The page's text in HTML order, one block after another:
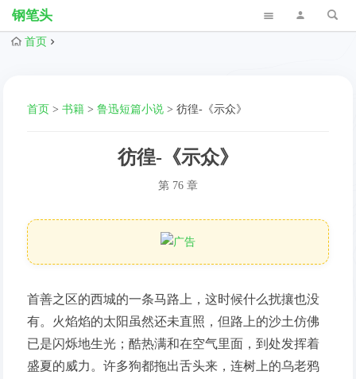
钢笔头
首页
首页 >书籍 >鲁迅短篇小说 >彷徨-《示众》
彷徨-《示众》
第 76 章
首善之区的西城的一条马路上，这时候什么扰攘也没
有。火焰焰的太阳虽然还未直照，但路上的沙土仿佛
已是闪烁地生光；酷热满和在空气里面，到处发挥着
盛夏的威力。许多狗都拖出舌头来，连树上的乌老鸦